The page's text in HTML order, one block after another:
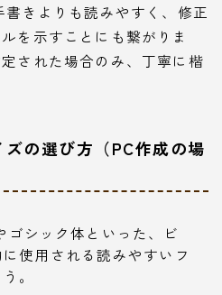
書きよりも読みやすく、修正
を示すことにも繋がりま
された場合のみ、丁寧に楷
の選び方（PC作成の場
ゴシック体といった、ビ
使用される読みやすいフ
。